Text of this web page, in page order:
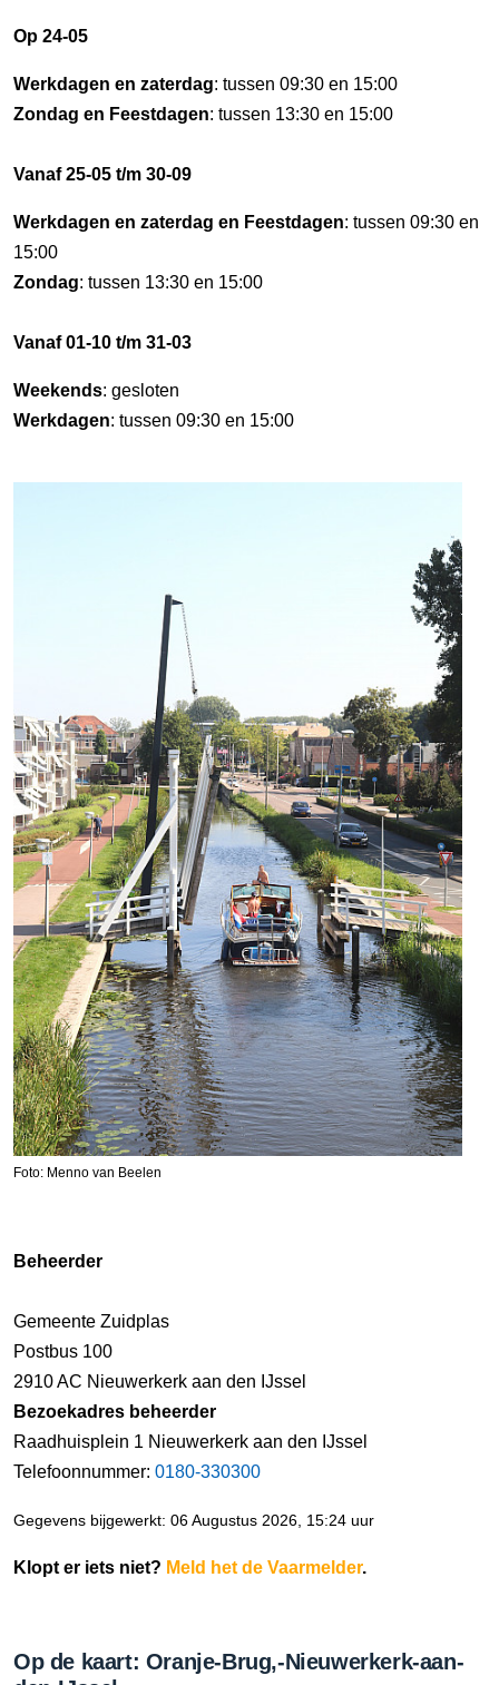
Op 24-05
Werkdagen en zaterdag: tussen 09:30 en 15:00
Zondag en Feestdagen: tussen 13:30 en 15:00
Vanaf 25-05 t/m 30-09
Werkdagen en zaterdag en Feestdagen: tussen 09:30 en
15:00
Zondag: tussen 13:30 en 15:00
Vanaf 01-10 t/m 31-03
Weekends: gesloten
Werkdagen: tussen 09:30 en 15:00
Foto: Menno van Beelen
Beheerder
Gemeente Zuidplas
Postbus 100
2910 AC Nieuwerkerk aan den IJssel
Bezoekadres beheerder
Raadhuisplein 1 Nieuwerkerk aan den IJssel
Telefoonnummer: 0180-330300
Gegevens bijgewerkt: 06 Augustus 2026, 15:24 uur
Klopt er iets niet? Meld het de Vaarmelder.
Op de kaart: Oranje-Brug,-Nieuwerkerk-aan-